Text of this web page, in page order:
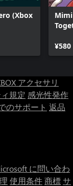
(Xbox
¥580
アクセサリ
規定 感光性発作
のサポート 返品
に問い合わ
使用条件商標サ